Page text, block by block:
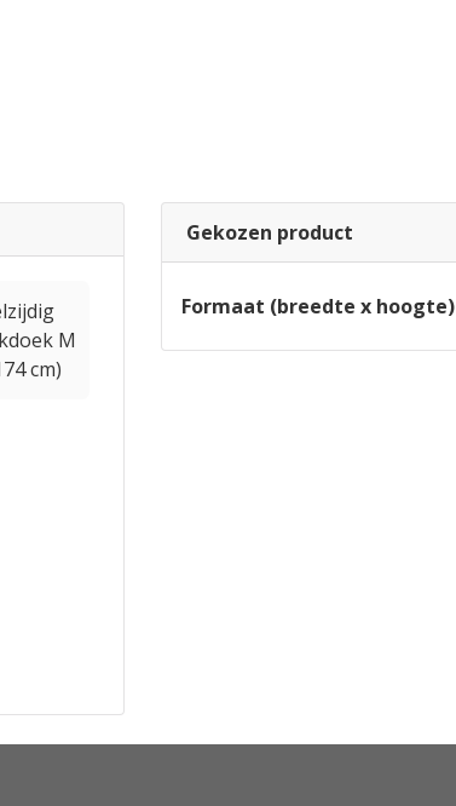
M
cm)
Gekozen product
Formaat (breedte x hoogte)